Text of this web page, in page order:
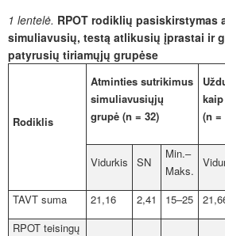
1 lentelė. RPOT rodiklių pasiskirstymas
simuliavusių, testą atlikusių įprastai ir
patyrusių tiriamųjų grupėse
Rodiklis
Atminties sutrikimus
simuliavusiųjų
grupė (n = 32)
(n =
Vidurkis SN
Min.–
Maks.
TAVT suma 21,16 2,41 15–25
RPOT teisingų